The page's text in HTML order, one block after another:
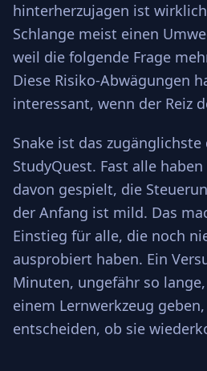
hinterherzujagen ist
Schlange meist einen
weil die folgende Frage
Diese Risiko-Abwägungen
interessant, wenn der Reiz
Snake ist das
StudyQuest. Fast alle
davon gespielt, die
der Anfang ist mild. Das
Einstieg für alle, die noch
ausprobiert haben. Ein
Minuten, ungefähr so
einem Lernwerkzeug
entscheiden, ob sie